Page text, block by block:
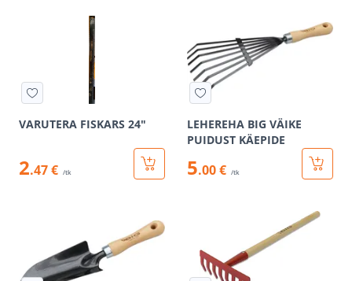
VARUTERA FISKARS 24"
2.47 € /tk
LEHEREHA BIG VÄIKE
PUIDUST KÄEPIDE
5.00 € /tk